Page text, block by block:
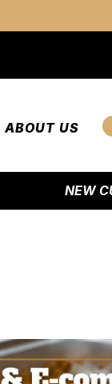
ABOUT US
NEW